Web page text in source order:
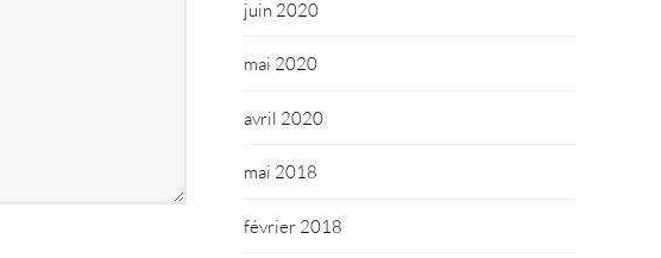
juin 2020
mai 2020
avril 2020
mai 2018
février 2018